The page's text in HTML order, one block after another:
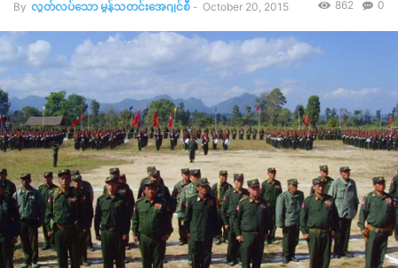
By လွတ်လပ်သော မွန်သတင်းအေဂျင်စီ - October 20, 2015 0
862